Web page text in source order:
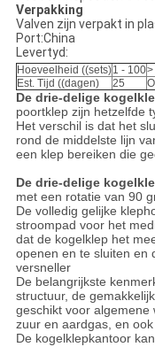
Verpakking
Valven zijn verpakt in
Port:China
Levertyd:
Hoeveelheid ((sets)1 - 100
Est. Tijd ((dagen)
25
De drie-delige
poortklep zijn hetzelfde
Het verschil is dat het
rond de middelste lijn
een klep bereiken die
De drie-delige
met een rotatie van 90
De volledig gelijke
stroompad voor het
dat de kogelklep het
openen en te sluiten en
versneller
De belangrijkste
structuur, de
geschikt voor algemene
zuur en aardgas, en
De kogelklepkantoor